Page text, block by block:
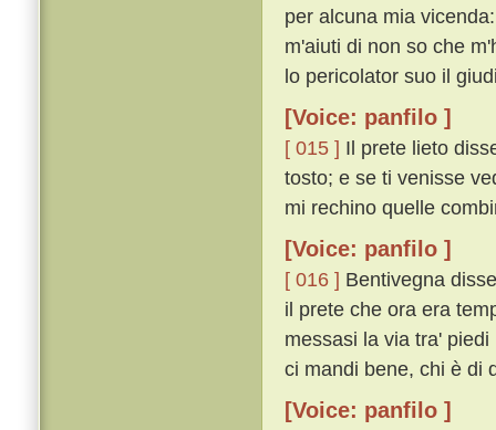
per alcuna mia
m'aiuti di non so che
lo pericolator suo il
[Voice: panfilo ]
[ 015 ] Il prete lieto
tosto; e se ti venisse
mi rechino quelle
[Voice: panfilo ]
[ 016 ] Bentivegna
il prete che ora era
messasi la via tra'
ci mandi bene, chi è di
[Voice: panfilo ]